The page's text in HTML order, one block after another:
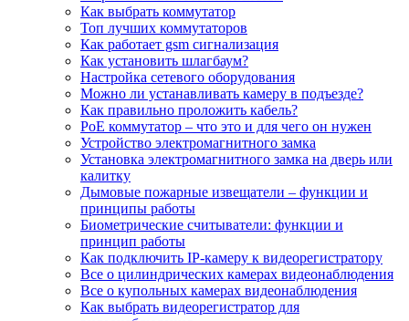
Как выбрать коммутатор
Топ лучших коммутаторов
Как работает gsm сигнализация
Как установить шлагбаум?
Настройка сетевого оборудования
Можно ли устанавливать камеру в подъезде?
Как правильно проложить кабель?
PoE коммутатор – что это и для чего он нужен
Устройство электромагнитного замка
Установка электромагнитного замка на дверь или
калитку
Дымовые пожарные извещатели – функции и
принципы работы
Биометрические считыватели: функции и
принцип работы
Как подключить IP-камеру к видеорегистратору
Все о цилиндрических камерах видеонаблюдения
Все о купольных камерах видеонаблюдения
Как выбрать видеорегистратор для